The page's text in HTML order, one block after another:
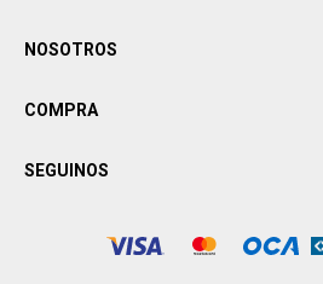
NOSOTROS
COMPRA
SEGUINOS